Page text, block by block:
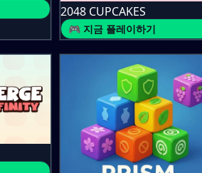
2048 CUPCAKES
🎮 지금 플레이하기